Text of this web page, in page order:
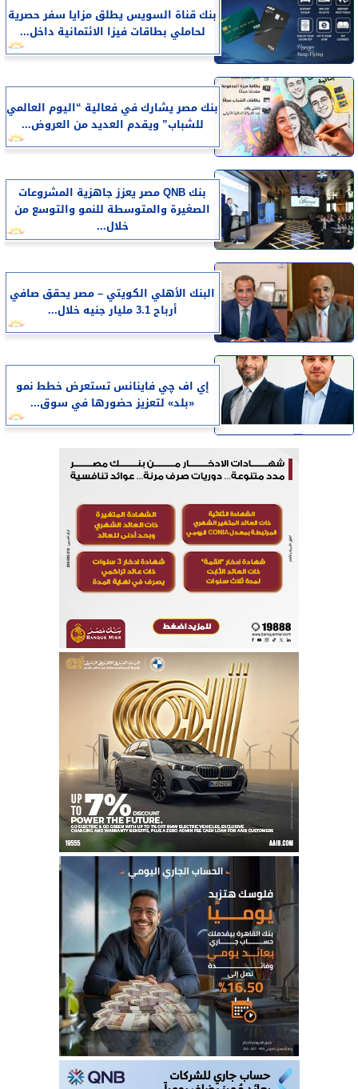
بنك قناة السويس يطلق مزايا سفر حصرية
لحاملي بطاقات فيزا الائتمانية داخل...
بنك مصر يشارك في فعالية “اليوم العالمي
للشباب” ويقدم العديد من العروض...
بنك QNB مصر يعزز جاهزية المشروعات
الصغيرة والمتوسطة للنمو والتوسع من
خلال...
البنك الأهلي الكويتي – مصر يحقق صافي
أرباح 3.1 مليار جنيه خلال...
إي اف چي فاينانس تستعرض خطط نمو
«بلد» لتعزيز حضورها في سوق...